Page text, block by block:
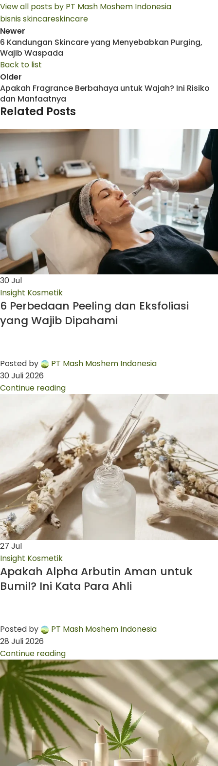
View all posts by PT Mash Moshem Indonesia
bisnis skincareskincare
Newer
6 Kandungan Skincare yang Menyebabkan Purging,
Wajib Waspada
Back to list
Older
Apakah Fragrance Berbahaya untuk Wajah? Ini Risiko
dan Manfaatnya
Related Posts
30Jul
Insight Kosmetik
6 Perbedaan Peeling dan Eksfoliasi
yang Wajib Dipahami
Posted by
PT Mash Moshem Indonesia
30 Juli 2026
Continue reading
27 Jul
Insight Kosmetik
Apakah Alpha Arbutin Aman untuk
Bumil? Ini Kata Para Ahli
Posted by
PT Mash Moshem Indonesia
28 Juli 2026
Continue reading